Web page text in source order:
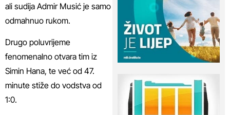
ali sudija Admir Musić je samo
odmahnuo rukom.
Drugo poluvrijeme
fenomenalno otvara tim iz
Simin Hana, te već od 47.
minute stiže do vodstva od
1:0.